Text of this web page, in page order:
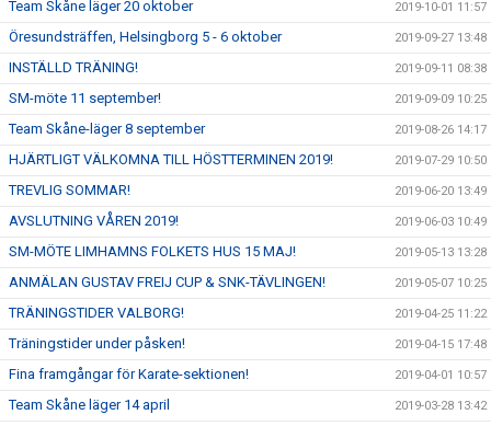
Team Skåne läger 20 oktober 2019-10-01 11:57
Öresundsträffen, Helsingborg 5 - 6 oktober 2019-09-27 13:48
INSTÄLLD TRÄNING! 2019-09-11 08:38
SM-möte 11 september! 2019-09-09 10:25
Team Skåne-läger 8 september 2019-08-26 14:17
HJÄRTLIGT VÄLKOMNA TILL HÖSTTERMINEN 2019! 2019-07-29 10:50
TREVLIG SOMMAR! 2019-06-20 13:49
AVSLUTNING VÅREN 2019! 2019-06-03 10:49
SM-MÖTE LIMHAMNS FOLKETS HUS 15 MAJ! 2019-05-13 13:28
ANMÄLAN GUSTAV FREIJ CUP & SNK-TÄVLINGEN! 2019-05-07 10:25
TRÄNINGSTIDER VALBORG! 2019-04-25 11:22
Träningstider under påsken! 2019-04-15 17:48
Fina framgångar för Karate-sektionen! 2019-04-01 10:57
Team Skåne läger 14 april 2019-03-28 13:42